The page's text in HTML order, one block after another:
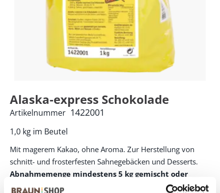
Alaska-express Schokolade
1,0 kg im Beutel
Artikelnummer 1422001
Mit magerem Kakao, ohne Aroma. Zur Herstellung von
schnitt- und frosterfesten Sahnegebäcken und Desserts.
Abnahmemenge mindestens 5 kg gemischt oder
sortenrein!